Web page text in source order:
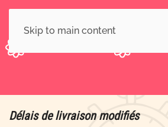
Skip to main content
Délais de livraison modifiés